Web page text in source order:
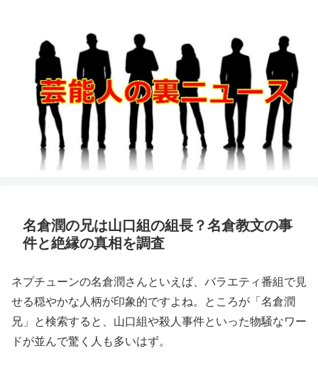
名倉潤の兄は山口組の組長？名倉教文の事
件と絶縁の真相を調査
ネプチューンの名倉潤さんといえば、バラエティ番組で見
せる穏やかな人柄が印象的ですよね。ところが「名倉潤
兄」と検索すると、山口組や殺人事件といった物騒なワー
ドが並んで驚く人も多いはず。